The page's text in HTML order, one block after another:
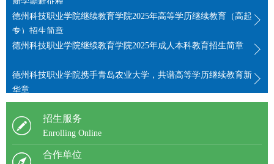
德州科技职业学院继续教育学院2025年高等学历继续教育（高起
专）招生简章
德州科技职业学院继续教育学院2025年成人本科教育招生简章
德州科技职业学院携手青岛农业大学，共谱高等学历继续教育新
华章
招生服务
Enrolling Online
合作单位